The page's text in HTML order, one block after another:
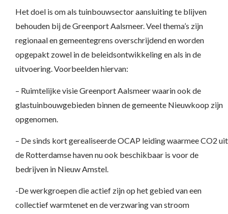
Het doel is om als tuinbouwsector aansluiting te blijven
behouden bij de Greenport Aalsmeer. Veel thema’s zijn
regionaal en gemeentegrens overschrijdend en worden
opgepakt zowel in de beleidsontwikkeling en als in de
uitvoering. Voorbeelden hiervan:
– Ruimtelijke visie Greenport Aalsmeer waarin ook de
glastuinbouwgebieden binnen de gemeente Nieuwkoop zijn
opgenomen.
– De sinds kort gerealiseerde OCAP leiding waarmee CO2 uit
de Rotterdamse haven nu ook beschikbaar is voor de
bedrijven in Nieuw Amstel.
-De werkgroepen die actief zijn op het gebied van een
collectief warmtenet en de verzwaring van stroom